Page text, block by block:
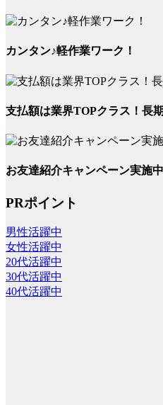
カンタン♪軽作業ワーク！
支払額は業界TOPクラス！長
お友達紹介キャンペーン実施中
PRポイント
男性活躍中
女性活躍中
20代活躍中
30代活躍中
40代活躍中